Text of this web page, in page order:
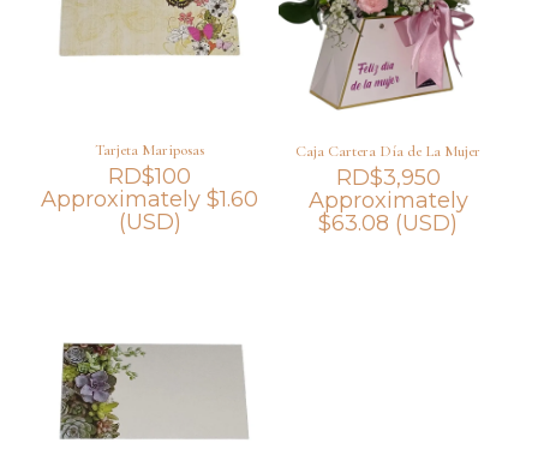
Tarjeta Mariposas
RD$100
Approximately$1.60
(USD)
Caja Cartera Día de La Mujer
RD$3,950
Approximately
$63.08 (USD)